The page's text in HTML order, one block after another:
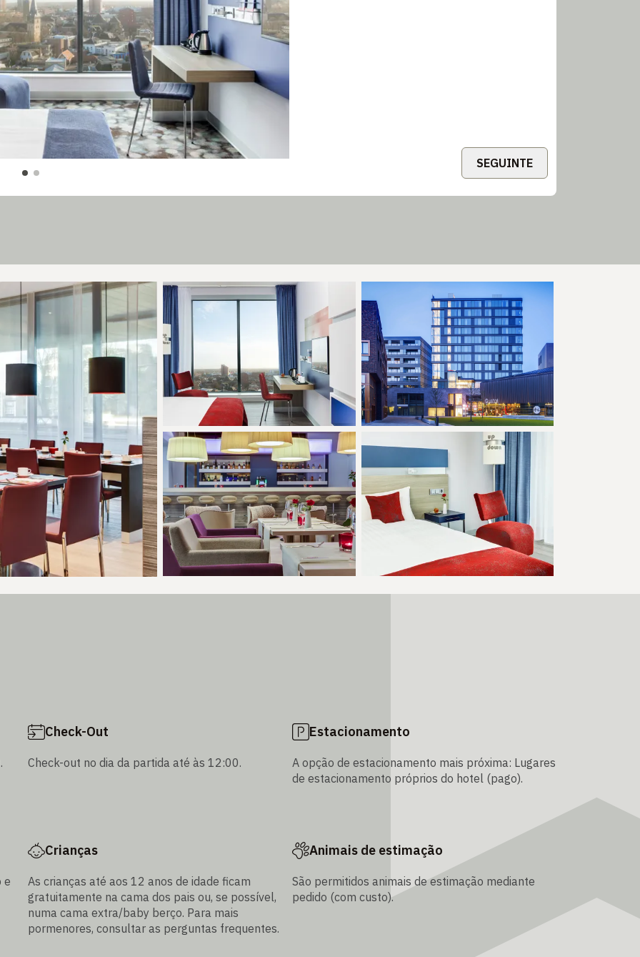
SEGUINTE
Check-Out
Check-out no dia da partida até às 12:00.
Estacionamento
A opção de estacionamento mais próxima: Lugares
de estacionamento próprios do hotel (pago).
e
Crianças
As crianças até aos 12 anos de idade ficam
gratuitamente na cama dos pais ou, se possível,
numa cama extra/baby berço. Para mais
pormenores, consultar as perguntas frequentes.
Animais de estimação
São permitidos animais de estimação mediante
pedido (com custo).